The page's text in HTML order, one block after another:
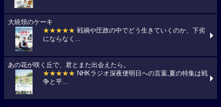
大統領のケーキ
★★★★★ 戦禍や圧政の中でどう生きていくのか、下劣
にならなく...
あの花が咲く丘で、君とまた出会えたら。
★★★★★ NHKラジオ深夜便明日への言葉,夏の特集は戦
争と平...